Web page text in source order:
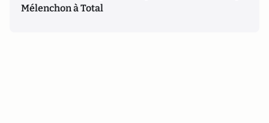
Mélenchon à Total